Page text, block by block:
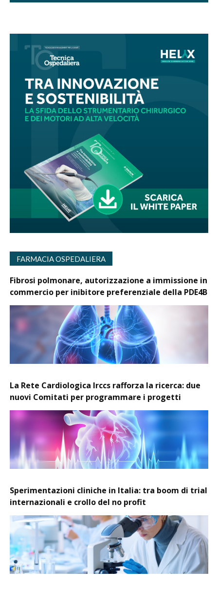
FARMACIA OSPEDALIERA
Fibrosi polmonare, autorizzazione a immissione in
commercio per inibitore preferenziale della PDE4B
La Rete Cardiologica Irccs rafforza la ricerca: due
nuovi Comitati per programmare i progetti
Sperimentazioni cliniche in Italia: tra boom di trial
internazionali e crollo del no profit